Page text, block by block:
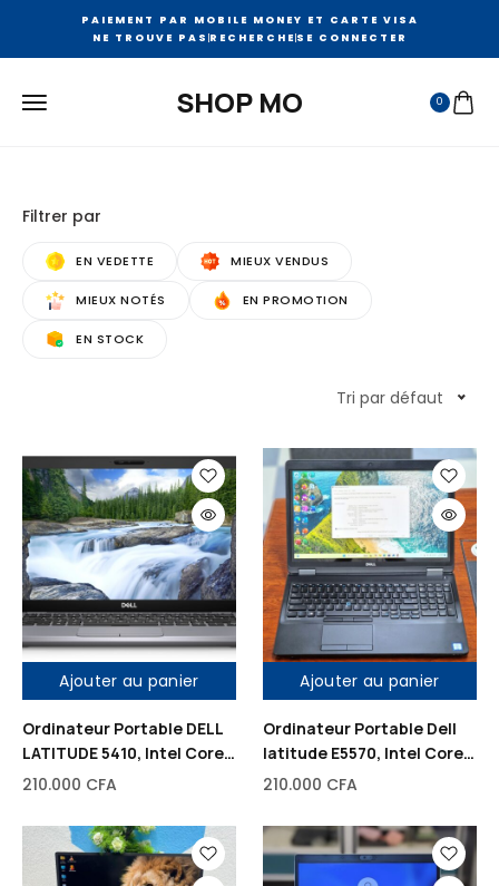
PAIEMENT PAR MOBILE MONEY ET CARTE VISA
NE TROUVE PAS RECHERCHESE CONNECTER
SHOP MO 0
Filtrer par
EN VEDETTE MIEUX VENDUS
MIEUX NOTÉS EN PROMOTION
EN STOCK
Tri par défaut
Ajouter au panier
Ordinateur Portable DELL
LATITUDE 5410, Intel Core
i7, 512Go Disque dur SSD,
210.000 CFA
Ajouter au panier
Ordinateur Portable Dell
latitude E5570, Intel Core-
I7, 512Go Disque dur, 16Go
Carte graphique
210.000 CFA